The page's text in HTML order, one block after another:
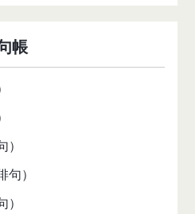
帳
）